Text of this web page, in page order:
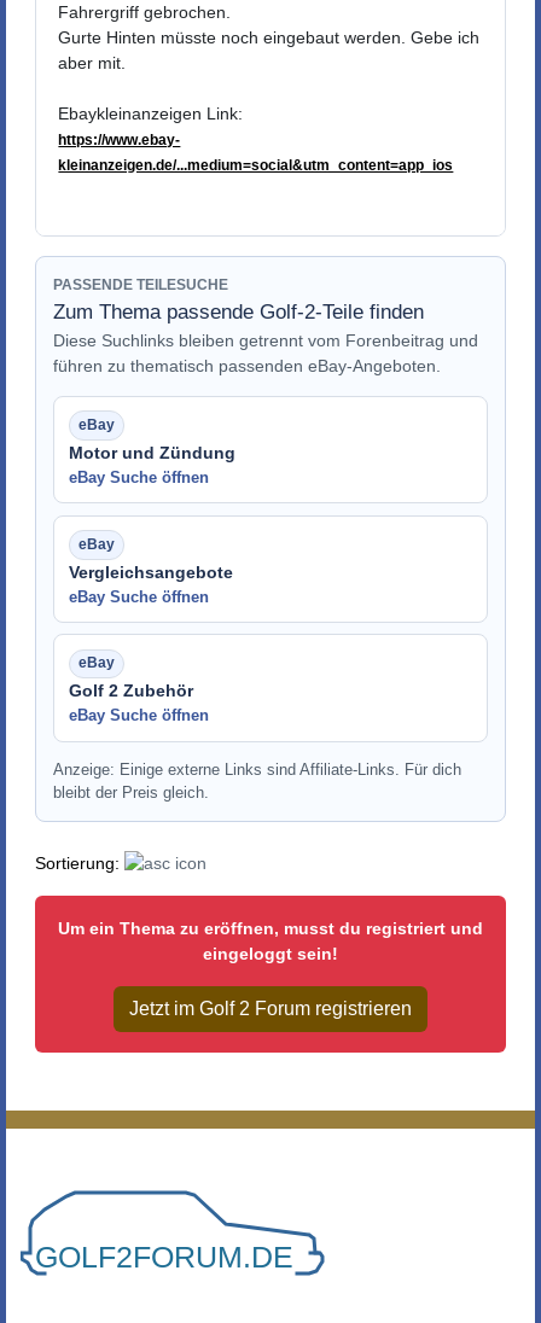
Fahrergriff gebrochen.
Gurte Hinten müsste noch eingebaut werden. Gebe ich
aber mit.
Ebaykleinanzeigen Link:
https://www.ebay-
kleinanzeigen.de/...medium=social&utm_content=app_ios
PASSENDE TEILESUCHE
Zum Thema passende Golf-2-Teile finden
Diese Suchlinks bleiben getrennt vom Forenbeitrag und
führen zu thematisch passenden eBay-Angeboten.
Motor und Zündung
eBay Suche öffnen
Vergleichsangebote
eBay Suche öffnen
Golf 2 Zubehör
eBay Suche öffnen
Anzeige: Einige externe Links sind Affiliate-Links. Für dich
bleibt der Preis gleich.
Sortierung:
Um ein Thema zu eröffnen, musst du registriert und
eingeloggt sein!
Jetzt im Golf 2 Forum registrieren